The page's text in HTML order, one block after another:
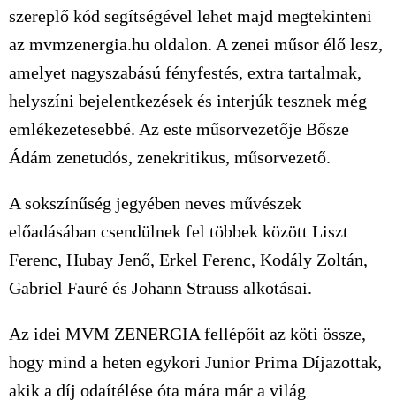
szereplő kód segítségével lehet majd megtekinteni
az mvmzenergia.hu oldalon. A zenei műsor élő lesz,
amelyet nagyszabású fényfestés, extra tartalmak,
helyszíni bejelentkezések és interjúk tesznek még
emlékezetesebbé. Az este műsorvezetője Bősze
Ádám zenetudós, zenekritikus, műsorvezető.
A sokszínűség jegyében neves művészek
előadásában csendülnek fel többek között Liszt
Ferenc, Hubay Jenő, Erkel Ferenc, Kodály Zoltán,
Gabriel Fauré és Johann Strauss alkotásai.
Az idei MVM ZENERGIA fellépőit az köti össze,
hogy mind a heten egykori Junior Prima Díjazottak,
akik a díj odaítélése óta mára már a világ